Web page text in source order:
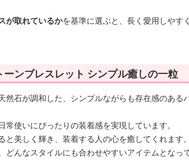
が取れているかを基準に選ぶと、長く愛用しやす
ンブレスレット シンプル癒しの一粒
然石が調和した、シンプルながらも存在感のある
使いにぴったりの装着感を実現しています。
美しく輝き、装着する人の心を癒してくれます。
んなスタイルにも合わせやすいアイテムとなっ